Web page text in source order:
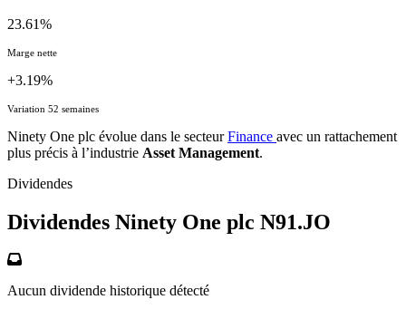
23.61%
Marge nette
+3.19%
Variation 52 semaines
Ninety One plc évolue dans le secteurFinance avec un rattachement
plus précis à l’industrie Asset Management.
Dividendes
Dividendes Ninety One plc N91.JO
Aucun dividende historique détecté